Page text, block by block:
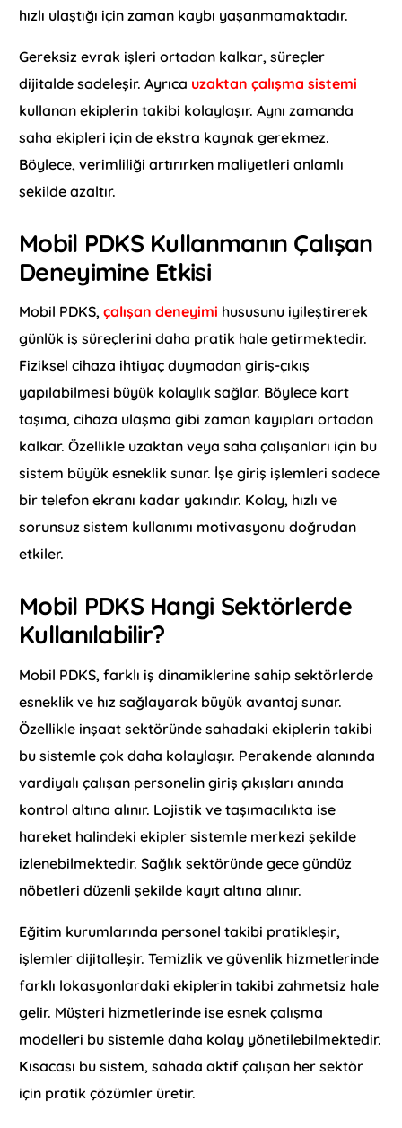
hızlı ulaştığı için zaman kaybı yaşanmamaktadır.
Gereksiz evrak işleri ortadan kalkar, süreçler
dijitalde sadeleşir. Ayrıca uzaktan çalışma sistemi
kullanan ekiplerin takibi kolaylaşır. Aynı zamanda
saha ekipleri için de ekstra kaynak gerekmez.
Böylece, verimliliği artırırken maliyetleri anlamlı
şekilde azaltır.
Mobil PDKS Kullanmanın Çalışan
Deneyimine Etkisi
Mobil PDKS,çalışan deneyimi hususunu iyileştirerek
günlük iş süreçlerini daha pratik hale getirmektedir.
Fiziksel cihaza ihtiyaç duymadan giriş-çıkış
yapılabilmesi büyük kolaylık sağlar. Böylece kart
taşıma, cihaza ulaşma gibi zaman kayıpları ortadan
kalkar. Özellikle uzaktan veya saha çalışanları için bu
sistem büyük esneklik sunar. İşe giriş işlemleri sadece
bir telefon ekranı kadar yakındır. Kolay, hızlı ve
sorunsuz sistem kullanımı motivasyonu doğrudan
etkiler.
Mobil PDKS Hangi Sektörlerde
Kullanılabilir?
Mobil PDKS, farklı iş dinamiklerine sahip sektörlerde
esneklik ve hız sağlayarak büyük avantaj sunar.
Özellikle inşaat sektöründe sahadaki ekiplerin takibi
bu sistemle çok daha kolaylaşır. Perakende alanında
vardiyalı çalışan personelin giriş çıkışları anında
kontrol altına alınır. Lojistik ve taşımacılıkta ise
hareket halindeki ekipler sistemle merkezi şekilde
izlenebilmektedir. Sağlık sektöründe gece gündüz
nöbetleri düzenli şekilde kayıt altına alınır.
Eğitim kurumlarında personel takibi pratikleşir,
işlemler dijitalleşir. Temizlik ve güvenlik hizmetlerinde
farklı lokasyonlardaki ekiplerin takibi zahmetsiz hale
gelir. Müşteri hizmetlerinde ise esnek çalışma
modelleri bu sistemle daha kolay yönetilebilmektedir.
Kısacası bu sistem, sahada aktif çalışan her sektör
için pratik çözümler üretir.